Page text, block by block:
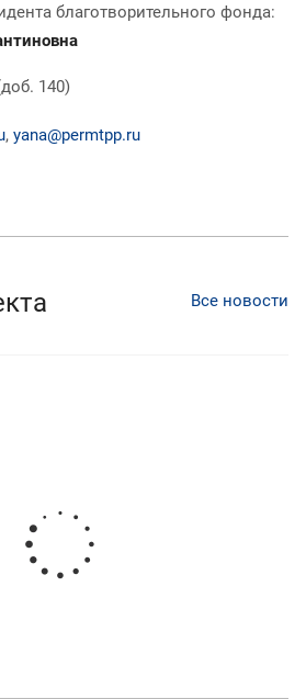
благотворительного фонда:
140)
, yana@permtpp.ru
Все новости